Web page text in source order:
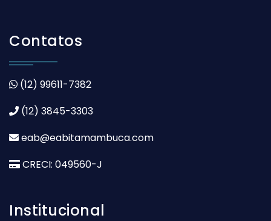
Contatos
(12) 99611-7382
(12) 3845-3303
eab@eabitamambuca.com
CRECI: 049560-J
Institucional